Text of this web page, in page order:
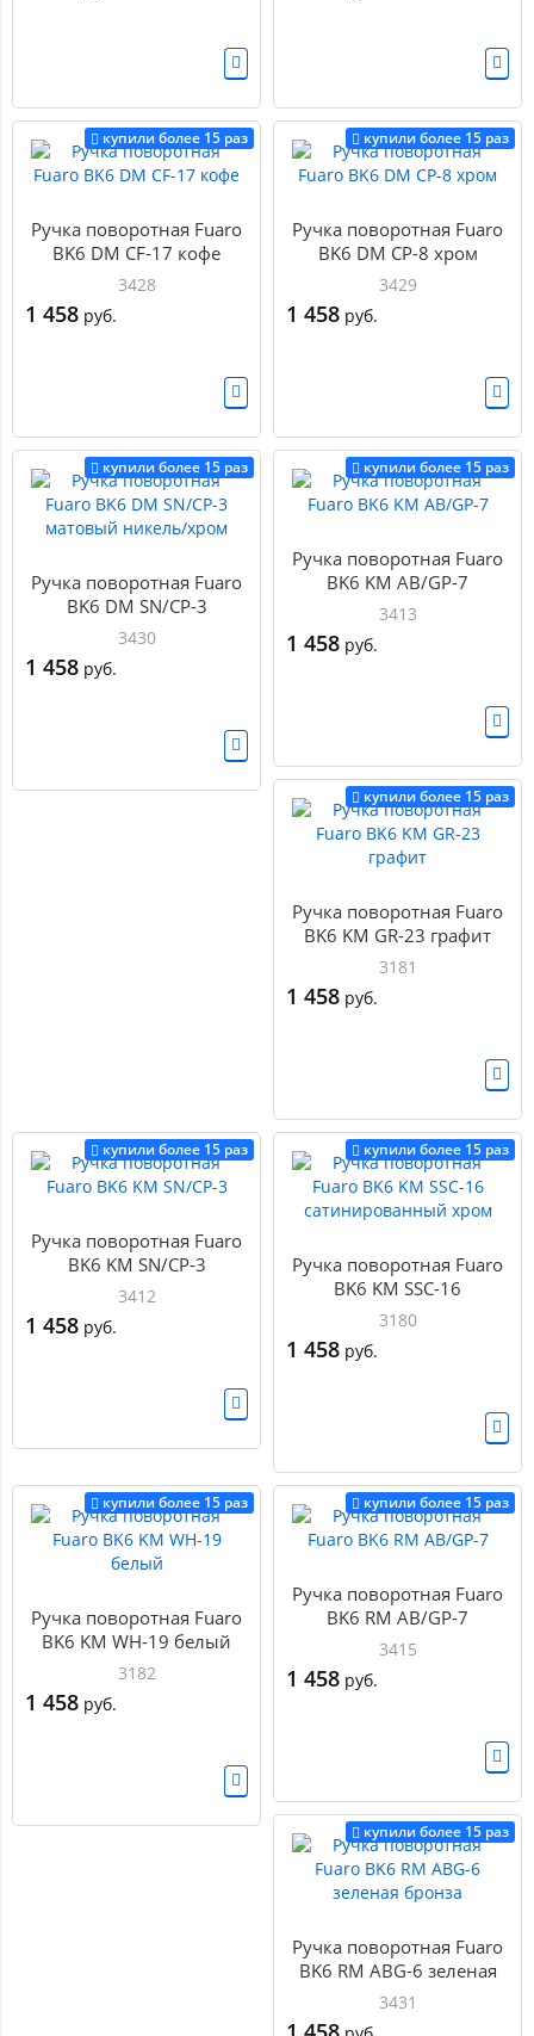
купили более 15 раз
Ручка поворотная Fuaro
BK6 DM CF-17 кофе
3428
1 458 руб.
купили более 15 раз
Ручка поворотная Fuaro
BK6 DM CP-8 хром
3429
1 458 руб.
купили более 15 раз
Ручка поворотная Fuaro
BK6 DM SN/CP-3
матовый никель/хром
3430
1 458 руб.
купили более 15 раз
Ручка поворотная Fuaro
BK6 KM AB/GP-7
3413
1 458 руб.
купили более 15 раз
Ручка поворотная Fuaro
BK6 KM GR-23 графит
3181
1 458 руб.
купили более 15 раз
Ручка поворотная Fuaro
BK6 KM SN/CP-3
3412
1 458 руб.
купили более 15 раз
Ручка поворотная Fuaro
BK6 KM SSC-16
сатинированный хром
3180
1 458 руб.
купили более 15 раз
Ручка поворотная Fuaro
BK6 KM WH-19 белый
3182
1 458 руб.
купили более 15 раз
Ручка поворотная Fuaro
BK6 RM AB/GP-7
3415
1 458 руб.
купили более 15 раз
Ручка поворотная Fuaro
BK6 RM ABG-6 зеленая
бронза
3431